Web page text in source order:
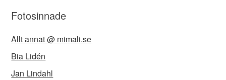
Fotosinnade
Allt annat @ mimali.se
Bia Lidén
Jan Lindahl